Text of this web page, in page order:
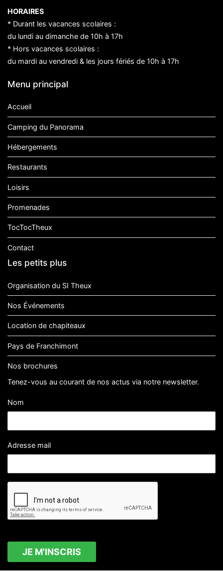
HORAIRES
* Durant les vacances scolaires :
du lundi au dimanche de 10h à 17h
* Hors vacances scolaires :
du mardi au vendredi & les jours fériés de 10h à 17h
Menu principal
Accueil
Camping du Panorama
Hébergements
Restaurants
Loisirs
Promenades
TocTocTheux
Contact
Les petits plus
Organisation du SI Theux
Nos Événements
Location de chapiteaux
Pays de Franchimont
Nos brochures
Tenez-vous au courant de nos actus via notre newsletter.
Nom
Adresse mail